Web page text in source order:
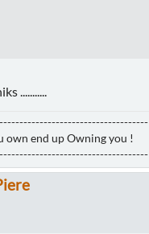
...........
own end up Owning you !